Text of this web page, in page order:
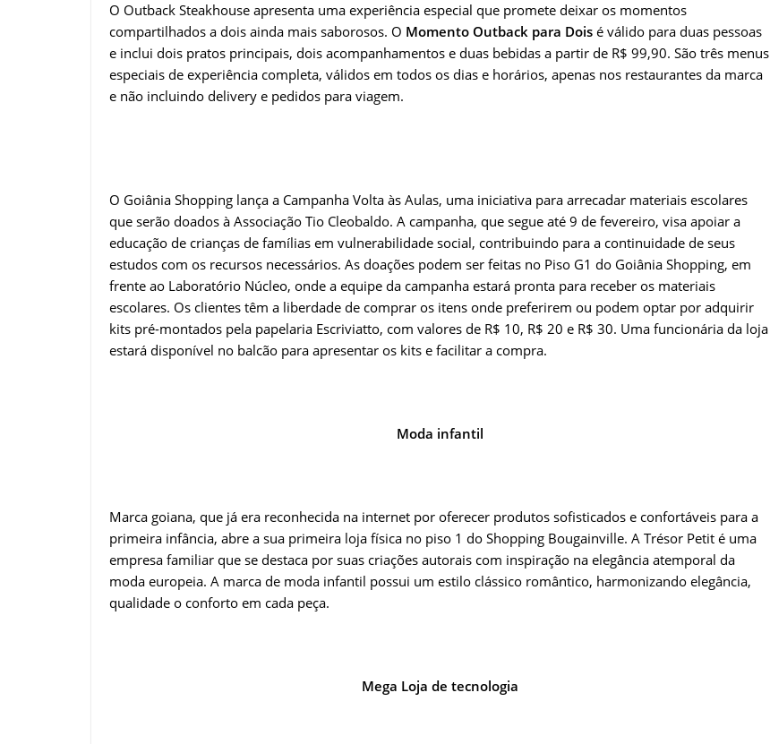
O Outback Steakhouse apresenta uma experiência especial que promete deixar os momentos
compartilhados a dois ainda mais saborosos. O Momento Outback para Dois é válido para duas pessoas
e inclui dois pratos principais, dois acompanhamentos e duas bebidas a partir de R$ 99,90. São três menus
especiais de experiência completa, válidos em todos os dias e horários, apenas nos restaurantes da marca
e não incluindo delivery e pedidos para viagem.
O Goiânia Shopping lança a Campanha Volta às Aulas, uma iniciativa para arrecadar materiais escolares
que serão doados à Associação Tio Cleobaldo. A campanha, que segue até 9 de fevereiro, visa apoiar a
educação de crianças de famílias em vulnerabilidade social, contribuindo para a continuidade de seus
estudos com os recursos necessários. As doações podem ser feitas no Piso G1 do Goiânia Shopping, em
frente ao Laboratório Núcleo, onde a equipe da campanha estará pronta para receber os materiais
escolares. Os clientes têm a liberdade de comprar os itens onde preferirem ou podem optar por adquirir
kits pré-montados pela papelaria Escriviatto, com valores de R$ 10, R$ 20 e R$ 30. Uma funcionária da loja
estará disponível no balcão para apresentar os kits e facilitar a compra.
Moda infantil
Marca goiana, que já era reconhecida na internet por oferecer produtos sofisticados e confortáveis para a
primeira infância, abre a sua primeira loja física no piso 1 do Shopping Bougainville. A Trésor Petit é uma
empresa familiar que se destaca por suas criações autorais com inspiração na elegância atemporal da
moda europeia. A marca de moda infantil possui um estilo clássico romântico, harmonizando elegância,
qualidade o conforto em cada peça.
Mega Loja de tecnologia